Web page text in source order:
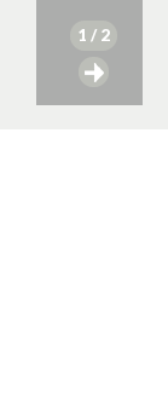
1 / 2